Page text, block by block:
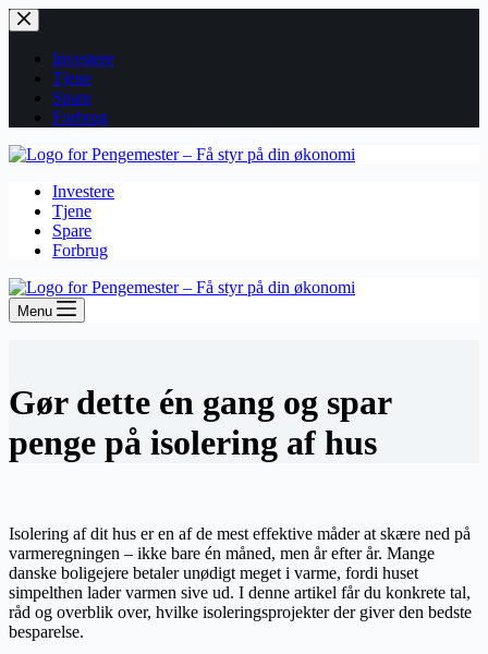
Fortsæt
til
indholdInvestere
Tjene
Spare
Forbrug
Investere
Tjene
Spare
Forbrug
Menu
Gør dette én gang og spar
penge på isolering af hus
Isolering af dit hus er en af de mest effektive måder at skære ned på
varmeregningen – ikke bare én måned, men år efter år. Mange
danske boligejere betaler unødigt meget i varme, fordi huset
simpelthen lader varmen sive ud. I denne artikel får du konkrete tal,
råd og overblik over, hvilke isoleringsprojekter der giver den bedste
besparelse.